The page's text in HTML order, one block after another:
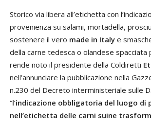
Storico via libera all’etichetta con
provenienza su salami, mortadella,
sostenere il vero made in Italy e
della carne tedesca o olandese spacciata
rende noto il presidente della Coldiretti
nell’annunciare la pubblicazione nella
n.230 del Decreto interministeriale sulle
“l’indicazione obbligatoria del luogo di
nell’etichetta delle carni suine